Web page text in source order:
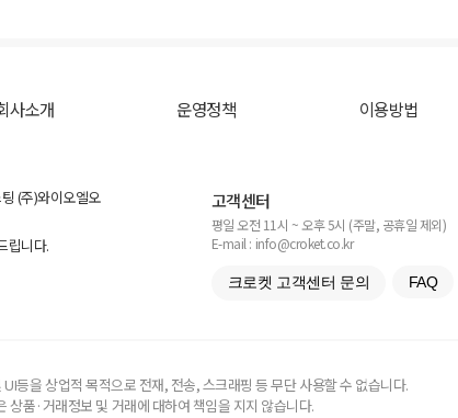
사소개 운영정책 이용방법
(주)와이오엘오
립니다.
고객센터
평일 오전 11시 ~ 오후 5시 (주말, 공휴일 제외)
E-mail : info@croket.co.kr
크로켓 고객센터 문의 FAQ
등을 상업적 목적으로 전재, 전송, 스크래핑 등 무단 사용할 수 없습니다.
품·거래정보 및 거래에 대하여 책임을 지지 않습니다.